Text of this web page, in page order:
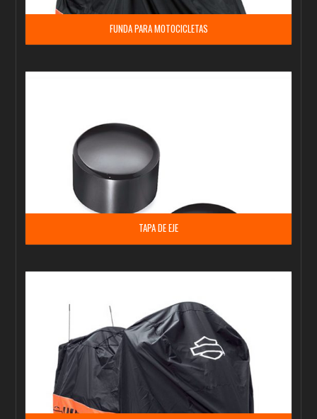
FUNDA PARA MOTOCICLETAS
TAPA DE EJE